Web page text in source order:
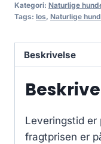
Kategori: Naturlige
Tags: los, Naturlige
Beskrivelse
Leveringstid er
fragtprisen er